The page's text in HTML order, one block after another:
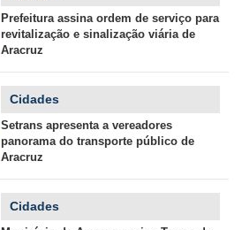
Prefeitura assina ordem de serviço para
revitalização e sinalização viária de
Aracruz
Cidades
Setrans apresenta a vereadores
panorama do transporte público de
Aracruz
Cidades